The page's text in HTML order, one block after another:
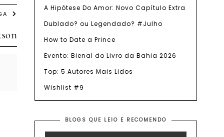
A Hipótese Do Amor: Novo Capítulo Extra
Dublado? ou Legendado? #Julho
How to Date a Prince
Evento: Bienal do Livro da Bahia 2026
Top: 5 Autores Mais Lidos
Wishlist #9
BLOGS QUE LEIO E RECOMENDO